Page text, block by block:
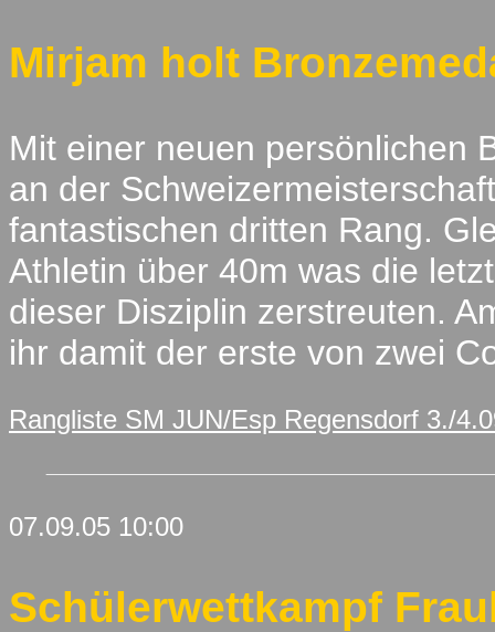
Mirjam holt
Mit einer neuen persönlichen
an der
fantastischen dritten Rang.
Athletin über 40m was die
dieser Disziplin zerstreuten.
ihr damit der erste von zwei
Rangliste SM JUN/Esp Regensdorf 3./
07.09.05 10:00
Schülerwettkampf